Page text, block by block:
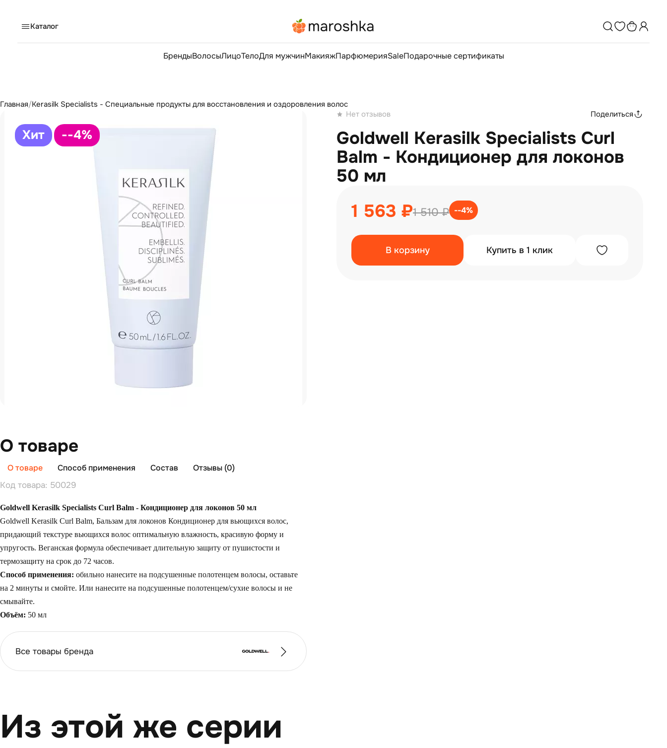
Каталог
БрендыВолосыЛицоТелоДля мужчинМакияжПарфюмерияSaleПодарочные сертификаты
Главная/Kerasilk Specialists - Специальные продукты для восстановления и оздоровления волос
Хит --4%
Нет отзывов Поделиться
Goldwell Kerasilk Specialists Curl
Balm - Кондиционер для локонов
50 мл
1 563 ₽1 510 ₽ --4%
В корзину Купить в 1 клик
О товаре
О товаре Способ применения Состав
Отзывы (0)
Код товара: 50029
Goldwell Kerasilk Specialists Curl Balm - Кондиционер для локонов 50 мл
Goldwell Kerasilk Curl Balm, Бальзам для локонов Кондиционер для вьющихся волос,
придающий текстуре вьющихся волос оптимальную влажность, красивую форму и
упругость. Веганская формула обеспечивает длительную защиту от пушистости и
термозащиту на срок до 72 часов.
Способ применения: обильно нанесите на подсушенные полотенцем волосы, оставьте
на 2 минуты и смойте. Или нанесите на подсушенные полотенцем/сухие волосы и не
смывайте.
Объём: 50 мл
Все товары бренда
Из этой же серии